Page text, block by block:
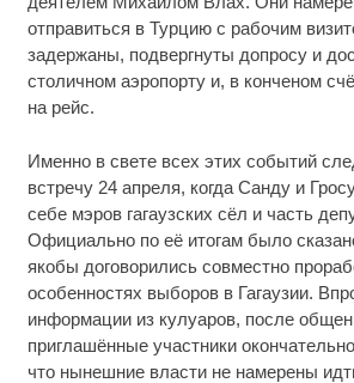
отправиться в Турцию с рабочим
задержаны, подвергнуты допросу и
столичном аэропорту и, в конченом
на рейс.
Именно в свете всех этих событий
встречу 24 апреля, когда Санду и
себе мэров гагаузских сёл и часть
Официально по её итогам было
якобы договорились совместно
особенностях выборов в Гагаузии.
информации из кулуаров, после
приглашённые участники
что нынешние власти не намерены